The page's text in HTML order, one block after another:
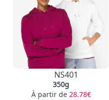
NS401
350g
À partir de 28.78€